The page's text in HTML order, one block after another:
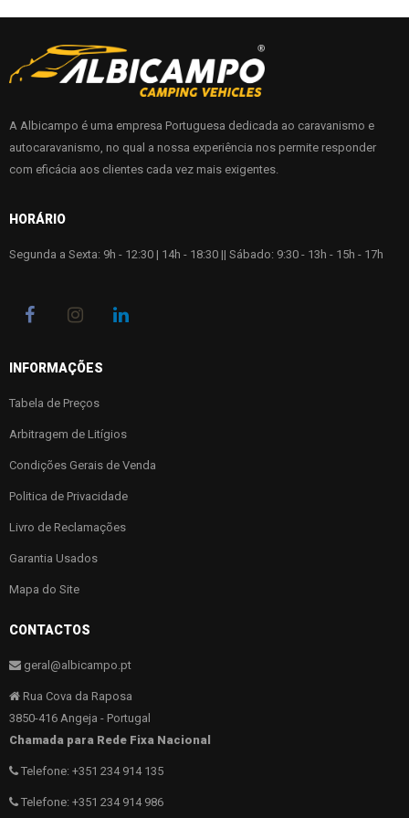
A Albicampo é uma empresa Portuguesa dedicada ao caravanismo e
autocaravanismo, no qual a nossa experiência nos permite responder
com eficácia aos clientes cada vez mais exigentes.
HORÁRIO
Segunda a Sexta: 9h - 12:30 | 14h - 18:30 || Sábado: 9:30 - 13h - 15h - 17h
INFORMAÇÕES
Tabela de Preços
Arbitragem de Litígios
Condições Gerais de Venda
Politica de Privacidade
Livro de Reclamações
Garantia Usados
Mapa do Site
CONTACTOS
geral@albicampo.pt
Rua Cova da Raposa
3850-416 Angeja - Portugal
Chamada para Rede Fixa Nacional
Telefone: +351 234 914 135
Telefone: +351 234 914 986